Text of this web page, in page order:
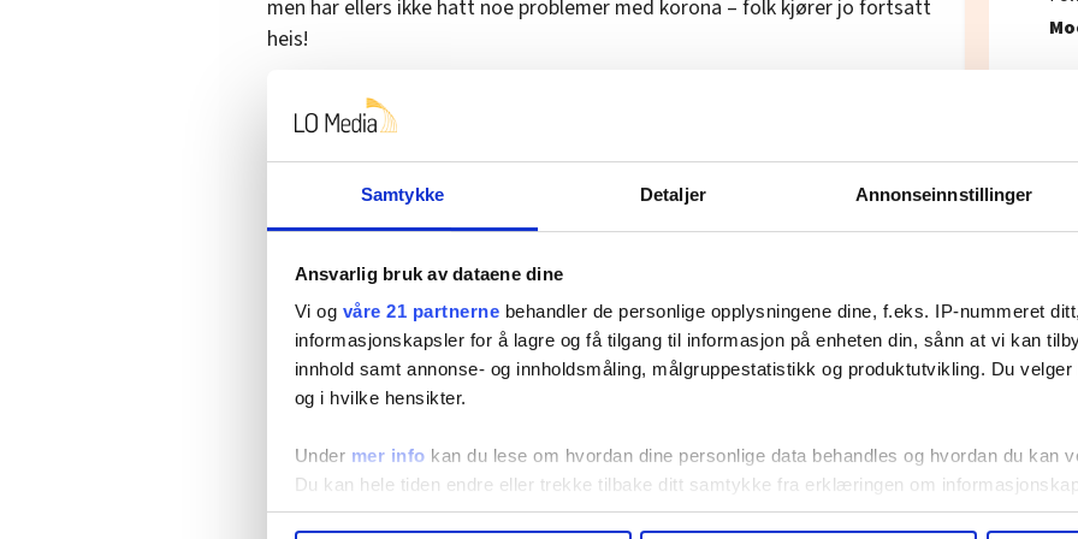
Samtykke Detaljer Annonseinnstillinger
Ansvarlig bruk av dataene dine
Vi og våre 21 partnerne behandler de personlige opplysningene dine, f.eks. IP-nummeret
informasjonskapsler for å lagre og få tilgang til informasjon på enheten din, sånn at vi kan
innhold samt annonse- og innholdsmåling, målgruppestatistikk og produktutvikling. Du
og i hvilke hensikter.
Under mer info kan du lese om hvordan dine personlige data behandles og hvordan du kan
Du kan hele tiden endre eller trekke tilbake ditt samtykke fra erklæringen om
men har ellers ikke hatt noe problemer med korona – folk kjører jo fortsatt
heis!
Heldigvis er arbeidsteamene små og avstanden til andre yrkesgrupper stor.
Smitterisikoen dermed lav.
1. mai
under
denne
vanlige